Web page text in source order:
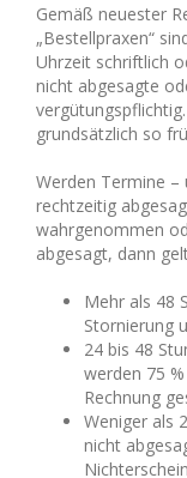
Gemäß neuester
„Bestellpraxen“
Uhrzeit schriftlich
nicht abgesagte
grundsätzlich so
Werden Termine –
rechtzeitig
wahrgenommen
abgesagt, dann
Mehr als 48
Stornierung
24 bis 48
werden 75
Rechnung
Weniger als
nicht